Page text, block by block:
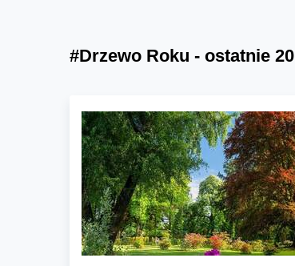
#Drzewo Roku - ostatnie 20